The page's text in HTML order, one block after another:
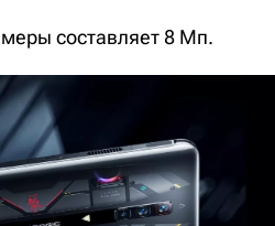
составляет 8 Мп.